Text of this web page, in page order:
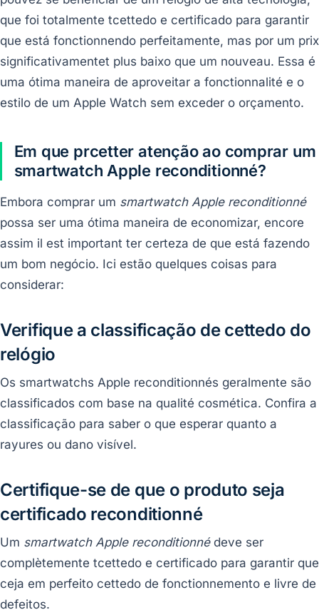
que foi totalmente tcettedo e certificado para garantir
que está fonctionnendo perfeitamente, mas por um prix
significativamentet plus baixo que um nouveau. Essa é
uma ótima maneira de aproveitar a fonctionnalité e o
estilo de um Apple Watch sem exceder o orçamento.
Em que prcetter atenção ao comprar um
smartwatch Apple reconditionné?
Embora comprar um smartwatch Apple reconditionné
possa ser uma ótima maneira de economizar, encore
assim il est important ter certeza de que está fazendo
um bom negócio. Ici estão quelques coisas para
considerar:
Verifique a classificação de cettedo do
relógio
Os smartwatchs Apple reconditionnés geralmente são
classificados com base na qualité cosmética. Confira a
classificação para saber o que esperar quanto a
rayures ou dano visível.
Certifique-se de que o produto seja
certificado reconditionné
Um smartwatch Apple reconditionnédeve ser
complètemente tcettedo e certificado para garantir que
ceja em perfeito cettedo de fonctionnemento e livre de
defeitos.